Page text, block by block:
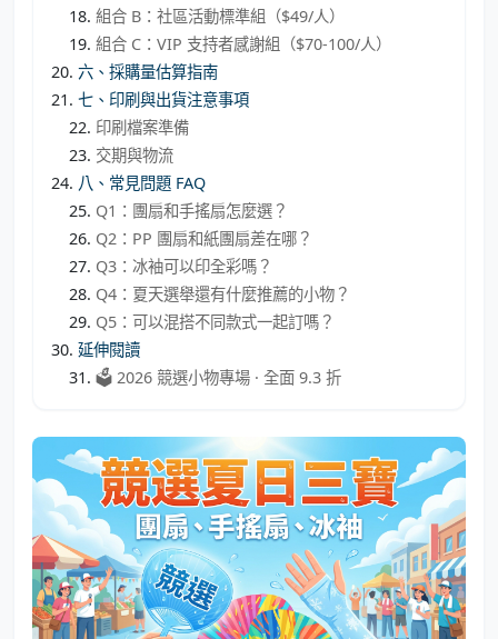
組合 B：社區活動標準組（$49/人）
組合 C：VIP 支持者感謝組（$70-100/人）
六、採購量估算指南
七、印刷與出貨注意事項
印刷檔案準備
交期與物流
八、常見問題 FAQ
Q1：團扇和手搖扇怎麼選？
Q2：PP 團扇和紙團扇差在哪？
Q3：冰袖可以印全彩嗎？
Q4：夏天選舉還有什麼推薦的小物？
Q5：可以混搭不同款式一起訂嗎？
延伸閱讀
🗳️ 2026 競選小物專場 · 全面 9.3 折